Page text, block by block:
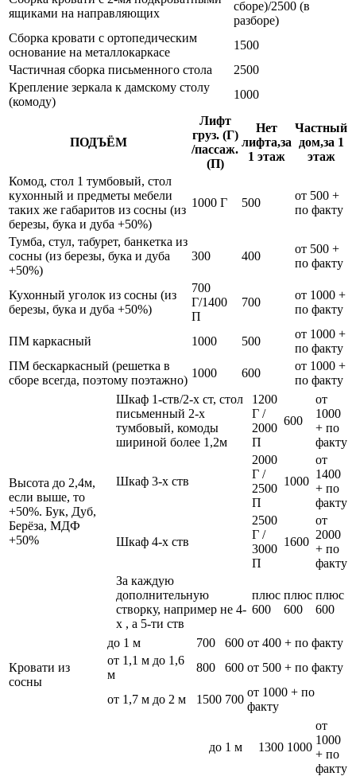
ящиками на направляющих
сборе)/2500 (в
разборе)
Сборка кровати с ортопедическим
основание на металлокаркасе
1500
Частичная сборка письменного стола
2500
Крепление зеркала к дамскому столу
(комоду)
1000
ПОДЪЁМ
Лифт
груз. (Г)
/пассаж.
(П)
Нет
лифта,за
1 этаж
Частный
дом,за 1
этаж
Комод, стол 1 тумбовый, стол
кухонный и предметы мебели
таких же габаритов из сосны (из
березы, бука и дуба +50%)
1000 Г 500
от 500 +
по факту
Тумба, стул, табурет, банкетка из
сосны (из березы, бука и дуба
+50%)
300 400
от 500 +
по факту
Кухонный уголок из сосны (из
березы, бука и дуба +50%)
700
Г/1400
П
700
от 1000 +
по факту
ПМ каркасный 1000 500
от 1000 +
по факту
ПМ бескаркасный (решетка в
сборе всегда, поэтому поэтажно)
1000 600
от 1000 +
по факту
Высота до 2,4м,
если выше, то
+50%. Бук, Дуб,
Берёза, МДФ
+50%
Шкаф 1-ств/2-х ст, стол
письменный 2-х
тумбовый, комоды
шириной более 1,2м
1200
Г /
2000
П
600
от
1000
+ по
факту
Шкаф 3-х ств
2000
Г /
2500
П
1000
от
1400
+ по
факту
Шкаф 4-х ств
2500
Г /
3000
П
1600
от
2000
+ по
факту
За каждую
дополнительную
створку, например не 4-
х , а 5-ти ств
плюс
600
плюс
600
плюс
600
Кровати из
сосны
до 1 м 700 600 от 400 + по факту
от 1,1 м до 1,6
м
800 600 от 500 + по факту
от 1,7 м до 2 м 1500 700
от 1000 + по
факту
до 1 м 1300 1000
от
1000
+ по
факту